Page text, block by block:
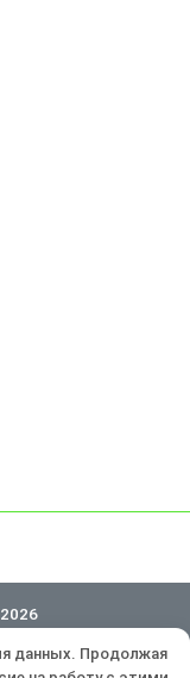
данных. Продолжая